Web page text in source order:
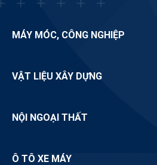
MÁY MÓC, CÔNG NGHIỆP
VẬT LIỆU XÂY DỰNG
NỘI NGOẠI THẤT
Ô TÔ XE MÁY